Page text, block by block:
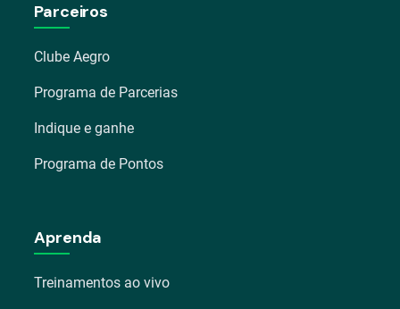
Parceiros
Clube Aegro
Programa de Parcerias
Indique e ganhe
Programa de Pontos
Aprenda
Treinamentos ao vivo